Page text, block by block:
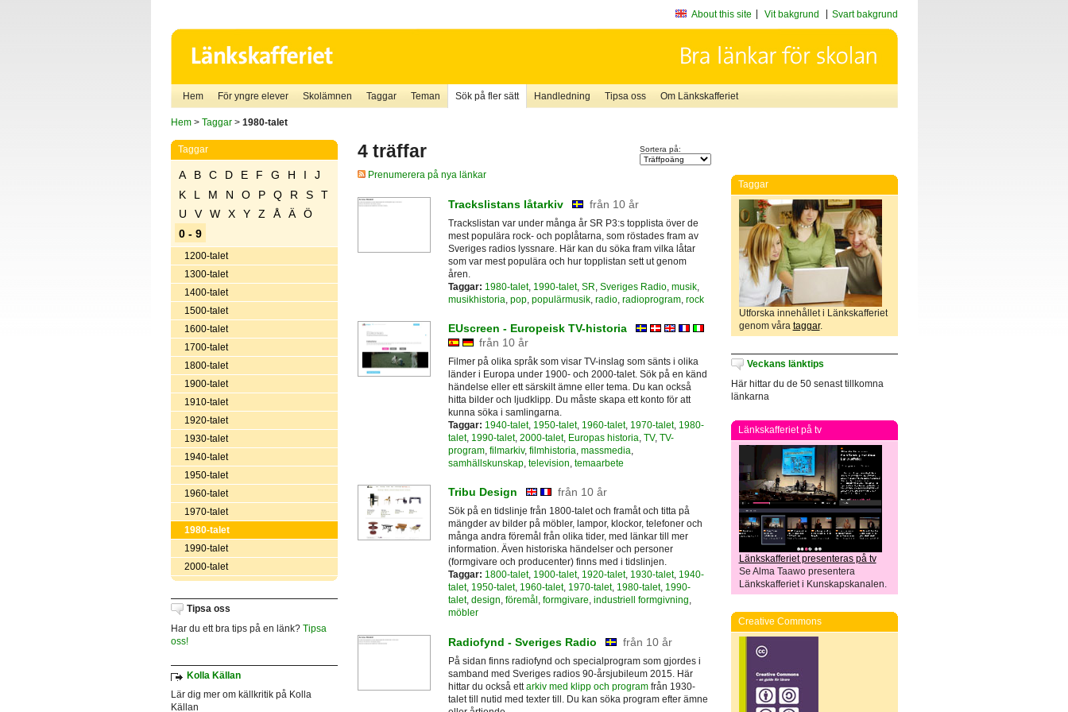
About this site Vit bakgrund Svart bakgrund
Hem För yngre elever Skolämnen Taggar Teman Sök på fler sätt Handledning Tipsa oss Om Länkskafferiet
Hem> Taggar> 1980-talet
Taggar
A B C D E F G H I
J
K
L M N O P Q R S
T
U
V W X Y Z Å Ä
Ö
0 - 9
1200-talet
1300-talet
1400-talet
1500-talet
1600-talet
1700-talet
1800-talet
1900-talet
1910-talet
1920-talet
1930-talet
1940-talet
1950-talet
1960-talet
1970-talet
1980-talet
1990-talet
2000-talet
Tipsa oss
Har du ett bra tips på en länk? Tipsa
oss!
Kolla Källan
Lär dig mer om källkritik på Kolla
Källan
4 träffar Sortera på:
Prenumerera på nya länkar
Trackslistans låtarkiv från 10 år
Trackslistan var under många år SR P3:s topplista över de
mest populära rock- och poplåtarna, som röstades fram av
Sveriges radios lyssnare. Här kan du söka fram vilka låtar
som var mest populära och hur topplistan sett ut genom
åren.
Taggar: 1980-talet, 1990-talet, SR Sveriges Radio, musik,
musikhistoria pop, populärmusik, radio, radioprogram, rock
EUscreen - Europeisk TV-historia
från 10 år
Filmer på olika språk som visar TV-inslag som sänts i olika
länder i Europa under 1900- och 2000-talet. Sök på en känd
händelse eller ett särskilt ämne eller tema. Du kan också
hitta bilder och ljudklipp. Du måste skapa ett konto för att
kunna söka i samlingarna.
Taggar: 1940-talet, 1950-talet, 1960-talet, 1970-talet, 1980-
talet, 1990-talet, 2000-talet, Europas historia, TV, TV-
program, filmarkiv, filmhistoria, massmedia,
samhällskunskap, television, temaarbete
Tribu Design från 10 år
Sök på en tidslinje från 1800-talet och framåt och titta på
mängder av bilder på möbler, lampor, klockor, telefoner och
många andra föremål från olika tider, med länkar till mer
information. Även historiska händelser och personer
(formgivare och producenter) finns med i tidslinjen.
Taggar: 1800-talet, 1900-talet, 1920-talet, 1930-talet, 1940-
talet, 1950-talet, 1960-talet, 1970-talet, 1980-talet, 1990-
talet, design, föremål , formgivare, industriell formgivning,
möbler
Radiofynd - Sveriges Radio från 10 år
På sidan finns radiofynd och specialprogram som gjordes i
samband med Sveriges radios 90-årsjubileum 2015. Här
hittar du också ettarkiv med klipp och programfrån 1930-
talet till nutid med texter till. Du kan söka program efter ämne
Taggar
Utforska innehållet i Länkskafferiet
genom våra taggar.
Veckans länktips
Här hittar du de 50 senast tillkomna
länkarna
Länkskafferiet på tv
Länkskafferiet presenteras på tv
Se Alma Taawo presentera
Länkskafferiet i Kunskapskanalen.
Creative Commons